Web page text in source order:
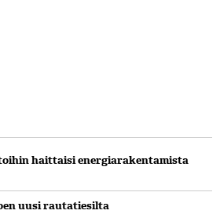
haittaisi energiarakentamista
uusi rautatiesilta